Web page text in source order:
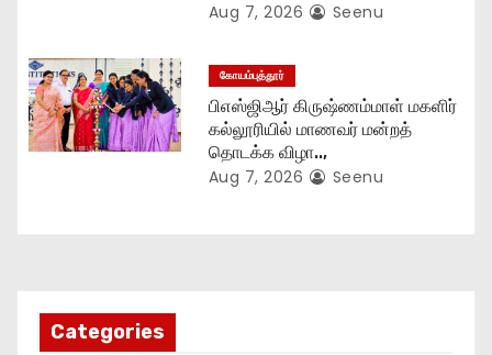
Aug 7, 2026 Seenu
கோயம்புத்தூர்
பிஎஸ்ஜிஆர் கிருஷ்ணம்மாள் மகளிர்
கல்லூரியில் மாணவர் மன்றத்
தொடக்க விழா..,
Aug 7, 2026 Seenu
Categories